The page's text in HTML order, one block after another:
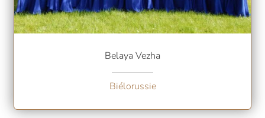
Belaya Vezha
Biélorussie